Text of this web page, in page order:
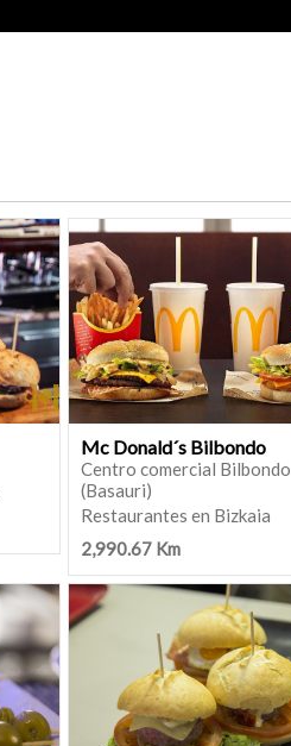
Mc Donald´s Bilbondo
Centro comercial Bilbondo
(Basauri)
Restaurantes en Bizkaia
2,990.67 Km